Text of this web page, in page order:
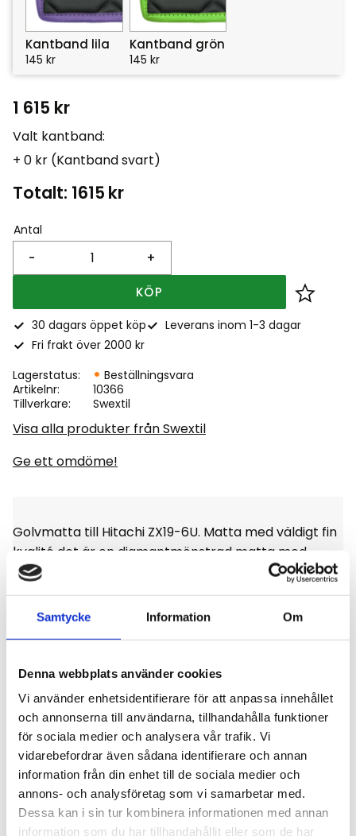
Samtycke Information Om
Denna webbplats använder cookies
Vi använder enhetsidentifierare för att anpassa innehållet
och annonserna till användarna, tillhandahålla funktioner
för sociala medier och analysera vår trafik. Vi
vidarebefordrar även sådana identifierare och annan
information från din enhet till de sociala medier och
annons- och analysföretag som vi samarbetar med.
Dessa kan i sin tur kombinera informationen med annan
information som du har tillhandahållit eller som de har
Kantband lila
145 kr
Kantband grön
145 kr
1 615 kr
Valt kantband:
+ 0 kr (Kantband svart)
Totalt: 1615 kr
Antal
+
-
KÖP Lägg
30 dagars öppet köp
Leverans inom 1-3 dagar
Fri frakt över 2000 kr
Lagerstatus
Beställningsvara
Artikelnr
10366
Tillverkare
Swextil
Visa alla produkter från Swextil
Ge ett omdöme!
Golvmatta till Hitachi ZX19-6U. Matta med väldigt fin
kvalité det är en diamantmönstrad matta med
stoppning, enligt bild.
Omdömen
Du
Klicka på en stjärna för att sätta ditt betyg